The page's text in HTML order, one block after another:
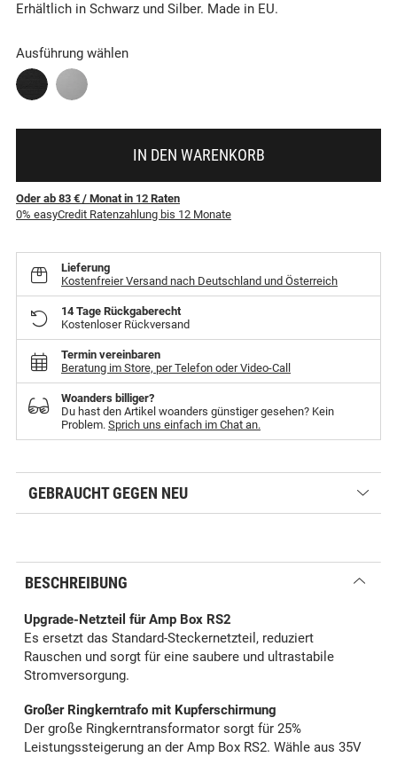
Erhältlich in Schwarz und Silber. Made in EU.
Ausführung wählen
IN DEN WARENKORB
Oder ab 83 € / Monatin 12 Raten
0% easyCredit Ratenzahlung bis 12 Monate
Lieferung
Kostenfreier Versand nach Deutschland und Österreich
14 Tage Rückgaberecht
Kostenloser Rückversand
Termin vereinbaren
Beratung im Store, per Telefon oder Video-Call
Woanders billiger?
Du hast den Artikel woanders günstiger gesehen? Kein
Problem. Sprich uns einfach im Chat an.
GEBRAUCHT GEGEN NEU
BESCHREIBUNG
Upgrade-Netzteil für Amp Box RS2
Es ersetzt das Standard-Steckernetzteil, reduziert
Rauschen und sorgt für eine saubere und ultrastabile
Stromversorgung.
Großer Ringkerntrafo mit Kupferschirmung
Der große Ringkerntransformator sorgt für 25%
Leistungssteigerung an der Amp Box RS2. Wähle aus 35V